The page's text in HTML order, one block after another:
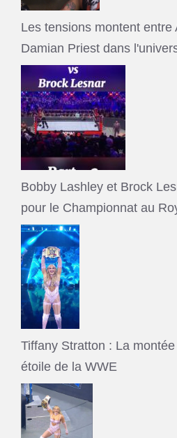
Les tensions montent entre
Damian Priest dans
Bobby Lashley et Brock
pour le Championnat au
Tiffany Stratton : La
étoile de la WWE